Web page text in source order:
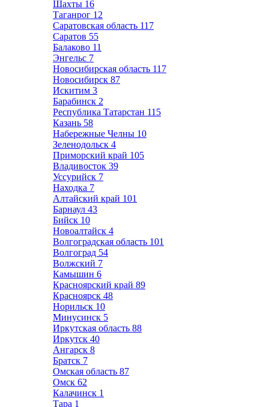
Шахты 16
Таганрог 12
Саратовская область 117
Саратов 55
Балаково 11
Энгельс 7
Новосибирская область 117
Новосибирск 87
Искитим 3
Барабинск 2
Республика Татарстан 115
Казань 58
Набережные Челны 10
Зеленодольск 4
Приморский край 105
Владивосток 39
Уссурийск 7
Находка 7
Алтайский край 101
Барнаул 43
Бийск 10
Новоалтайск 4
Волгоградская область 101
Волгоград 54
Волжский 7
Камышин 6
Красноярский край 89
Красноярск 48
Норильск 10
Минусинск 5
Иркутская область 88
Иркутск 40
Ангарск 8
Братск 7
Омская область 87
Омск 62
Калачинск 1
Тара 1